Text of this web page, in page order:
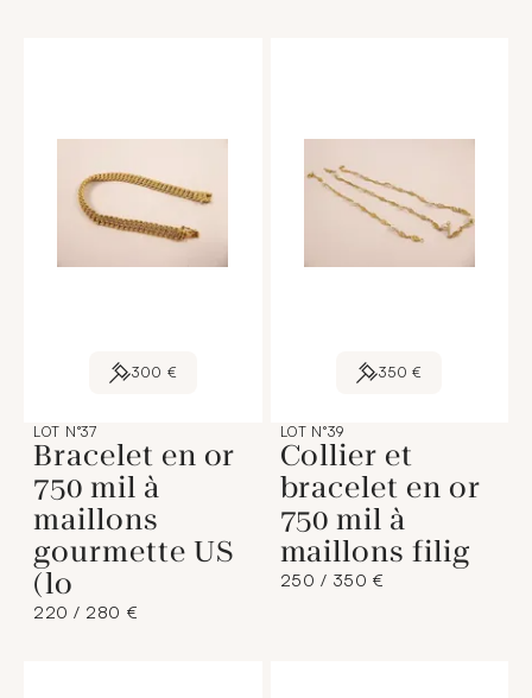
300 €
LOT N°37
Bracelet en or
750 mil à
maillons
gourmette US
(lo
220 / 280 €
350 €
LOT N°39
Collier et
bracelet en or
750 mil à
maillons filig
250 / 350 €